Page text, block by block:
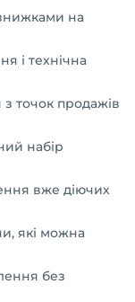
на
і технічна
точок продажів
набір
вже діючих
які можна
без